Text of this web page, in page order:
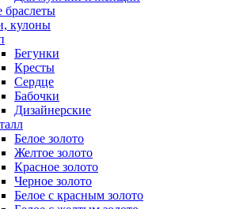
браслеты
кулоны
Бегунки
Кресты
Сердце
Бабочки
Дизайнерские
Белое золото
Желтое золото
Красное золото
Черное золото
Белое с красным золото